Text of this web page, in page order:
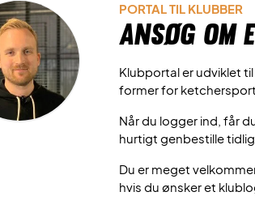
PORTAL TIL KLUBBER
Ansøg om
Klubportal er udviklet
former for ketchersport.
Når du logger ind, får
hurtigt genbestille
Du er meget
hvis du ønsker et